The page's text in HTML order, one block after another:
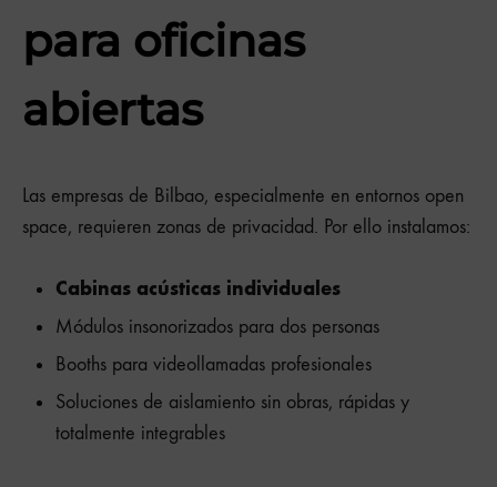
para oficinas
abiertas
Las empresas de Bilbao, especialmente en entornos open
space, requieren zonas de privacidad. Por ello instalamos:
Cabinas acústicas individuales
Módulos insonorizados para dos personas
Booths para videollamadas profesionales
Soluciones de aislamiento sin obras, rápidas y
totalmente integrables